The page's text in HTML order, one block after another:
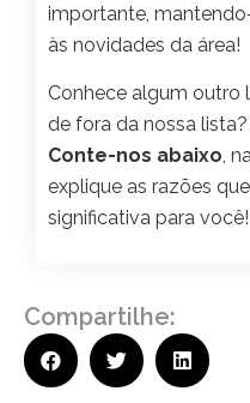
importante,
às novidades da área!
Conhece algum outro
de fora da nossa
Conte-nos abaixo,
explique as razões
significativa para você!
Compartilhe: